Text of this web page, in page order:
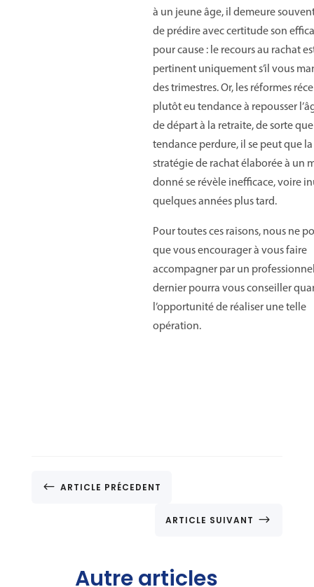
à un jeune âge, il demeure
de prédire avec certitude son
pour cause : le recours au rachat
pertinent uniquement s’il vous
des trimestres. Or, les réformes
plutôt eu tendance à repousser
de départ à la retraite, de sorte
tendance perdure, il se peut que la
stratégie de rachat élaborée à un
donné se révèle inefficace, voire
quelques années plus tard.
Pour toutes ces raisons, nous ne
que vous encourager à vous faire
accompagner par un
dernier pourra vous conseiller
l’opportunité de réaliser une telle
opération.
# ARTICLE PRÉCEDENT
ARTICLE SUIVANT $
Autre articles